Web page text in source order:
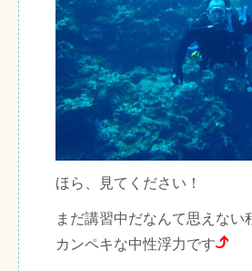
ほら、見てください！
まだ講習中だなんて思えない
カンペキな中性浮力です